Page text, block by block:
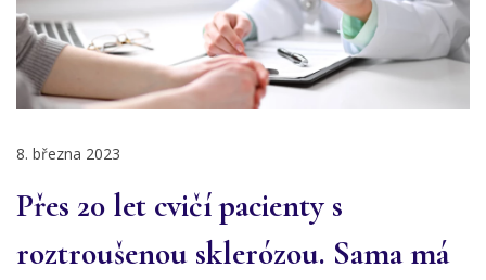
8. března 2023
Přes 20 let cvičí pacienty s
roztroušenou sklerózou. Sama má